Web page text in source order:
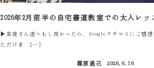
2026年2月前半の自宅書道教室での大人レッ
▶生徒さん達へもし良かったら、Googleクチコミにご感
ただけま […]
篠原遙己
2026.6.16